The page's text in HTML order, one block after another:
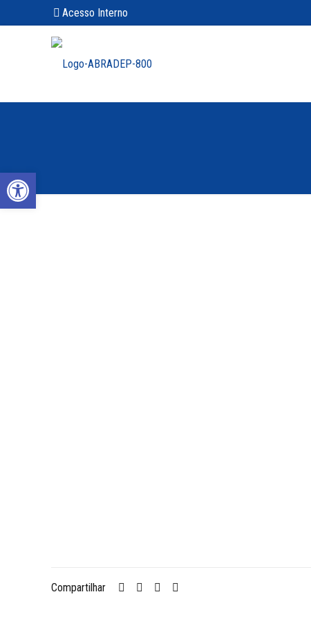
Acesso Interno
Compartilhar
Abrir a barra de ferramentas